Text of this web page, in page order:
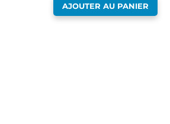
AJOUTER AU PANIER